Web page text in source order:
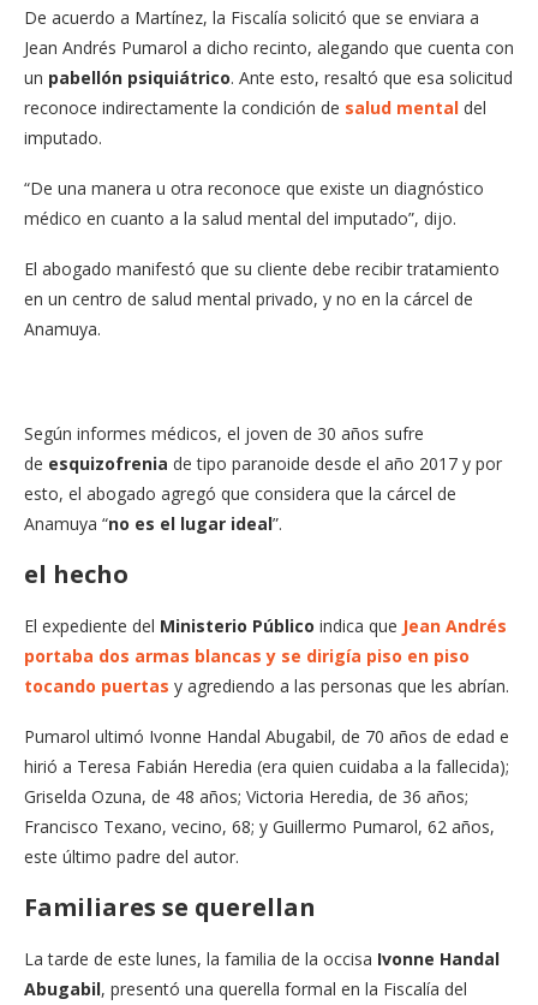
De acuerdo a Martínez, la Fiscalía solicitó que se enviara a
Jean Andrés Pumarol a dicho recinto, alegando que cuenta con
un pabellón psiquiátrico. Ante esto, resaltó que esa solicitud
reconoce indirectamente la condición de salud mental del
imputado.
“De una manera u otra reconoce que existe un diagnóstico
médico en cuanto a la salud mental del imputado”, dijo.
El abogado manifestó que su cliente debe recibir tratamiento
en un centro de salud mental privado, y no en la cárcel de
Anamuya.
Según informes médicos, el joven de 30 años sufre
de esquizofrenia de tipo paranoide desde el año 2017 y por
esto, el abogado agregó que considera que la cárcel de
Anamuya “no es el lugar ideal”.
el hecho
El expediente del Ministerio Público indica que Jean Andrés
portaba dos armas blancas y se dirigía piso en piso
tocando puertas y agrediendo a las personas que les abrían.
Pumarol ultimó Ivonne Handal Abugabil, de 70 años de edad e
hirió a Teresa Fabián Heredia (era quien cuidaba a la fallecida);
Griselda Ozuna, de 48 años; Victoria Heredia, de 36 años;
Francisco Texano, vecino, 68; y Guillermo Pumarol, 62 años,
este último padre del autor.
Familiares se querellan
La tarde de este lunes, la familia de la occisa Ivonne Handal
Abugabil, presentó una querella formal en la Fiscalía del